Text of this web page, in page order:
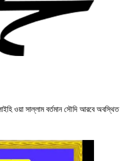
ওয়া সাল্লাম বর্তমান সৌদি আরবে অবস্থিত